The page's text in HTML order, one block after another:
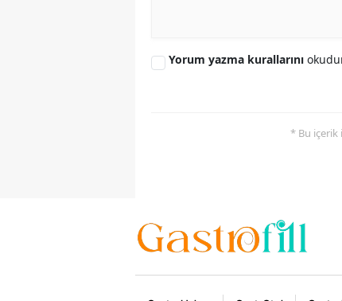
Yorum yazma kurallarını
* Bu içerik